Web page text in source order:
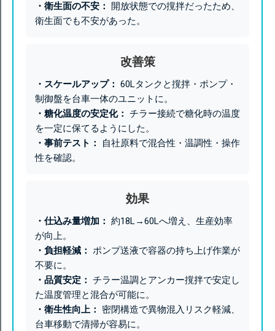
・衛生面の不安：
開放状態での撹拌だったため、
衛生面でも不安があった。
改善策
・スケールアップ： 60Lタンクと撹拌・ポンプ・
制御盤を台車一体のユニットに。
・糖化温度の安定化： チラー接続で糖化時の温度
を一定に保てるようにした。
・事前テスト：
自社原料で混合性・温調性・操作
性を確認。
効果
・仕込み量増加： 約18L→60Lへ増え、生産効率
が向上。
・負担軽減： ポンプ送液で容器の持ち上げ作業が
不要に。
・品質安定： チラー温調とアンカー撹拌で安定し
た温度管理と混合が可能に。
・衛生性向上：
密閉構造で異物混入リスク軽減、
台車移動で清掃が容易に。